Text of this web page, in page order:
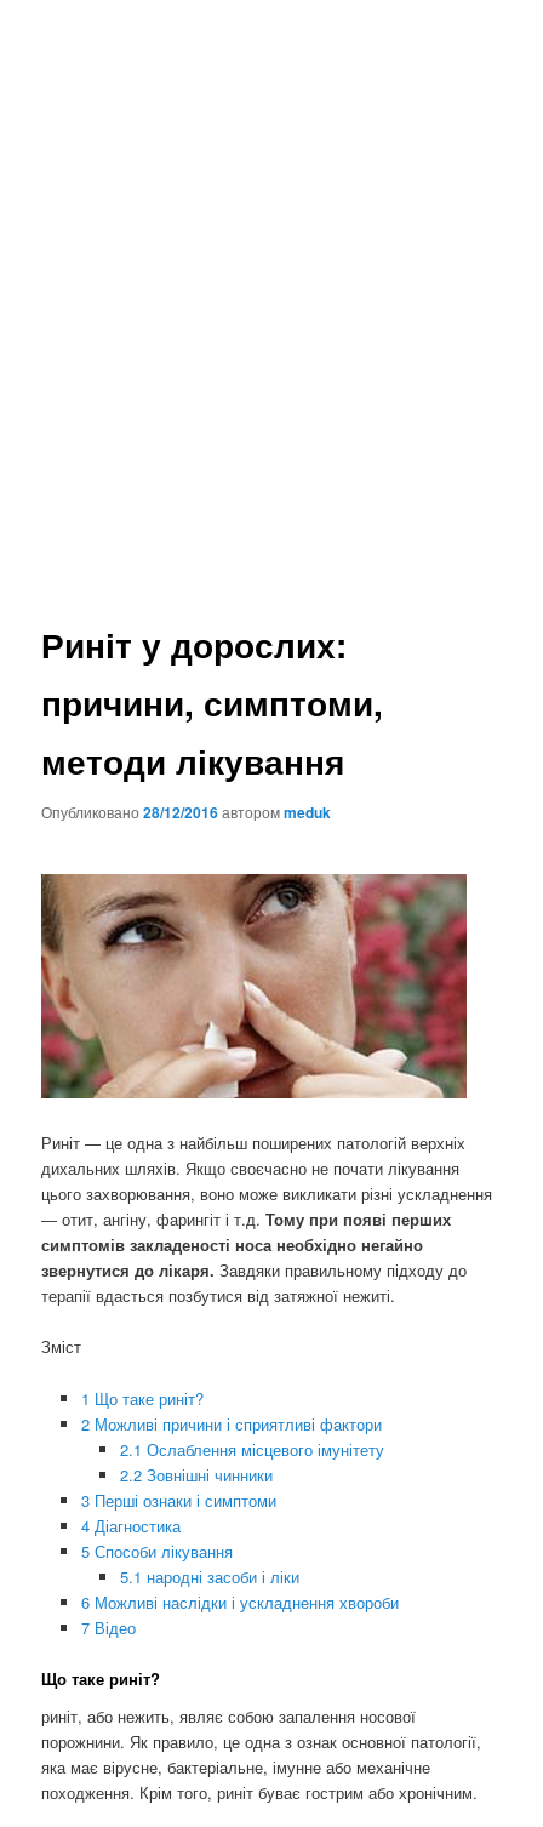
Риніт у дорослих:
причини, симптоми,
методи лікування
Опубликовано28/12/2016авторомmeduk
Риніт — це одна з найбільш поширених патологій верхніх
дихальних шляхів. Якщо своєчасно не почати лікування
цього захворювання, воно може викликати різні ускладнення
— отит, ангіну, фарингіт і т.д.Тому при появі перших
симптомів закладеності носа необхідно негайно
звернутися до лікаря. Завдяки правильному підходу до
терапії вдасться позбутися від затяжної нежиті.
Зміст
1 Що таке риніт?
2 Можливі причини і сприятливі фактори
2.1Ослаблення місцевого імунітету
2.2Зовнішні чинники
3 Перші ознаки і симптоми
4 Діагностика
5 Способи лікування
5.1 народні засоби і ліки
6 Можливі наслідки і ускладнення хвороби
7 Відео
Що таке риніт?
риніт, або нежить, являє собою запалення носової
порожнини. Як правило, це одна з ознак основної патології,
яка має вірусне, бактеріальне, імунне або механічне
походження. Крім того, риніт буває гострим або хронічним.